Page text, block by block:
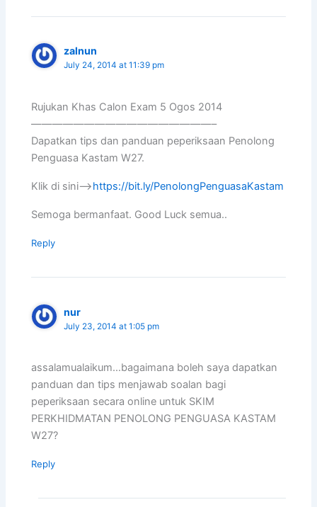
zalnun
July 24, 2014 at 11:39 pm
Rujukan Khas Calon Exam 5 Ogos 2014
—————————————————–
Dapatkan tips dan panduan peperiksaan Penolong
Penguasa Kastam W27.
Klik di sini–>https://bit.ly/PenolongPenguasaKastam
Semoga bermanfaat. Good Luck semua..
Reply
nur
July 23, 2014 at 1:05 pm
assalamualaikum…bagaimana boleh saya dapatkan
panduan dan tips menjawab soalan bagi
peperiksaan secara online untuk SKIM
PERKHIDMATAN PENOLONG PENGUASA KASTAM
W27?
Reply